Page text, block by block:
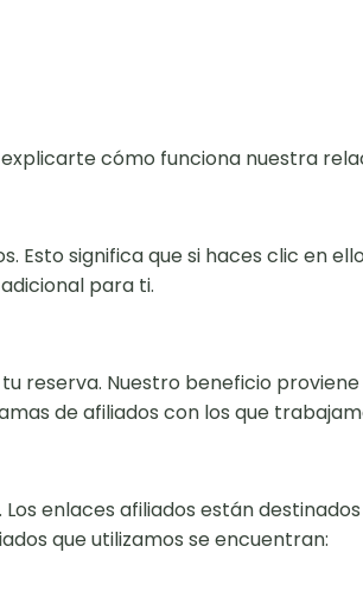
cómo funciona nuestra
Esto significa que si haces clic en
para ti.
reserva. Nuestro beneficio
de afiliados con los que
enlaces afiliados están
que utilizamos se encuentran: